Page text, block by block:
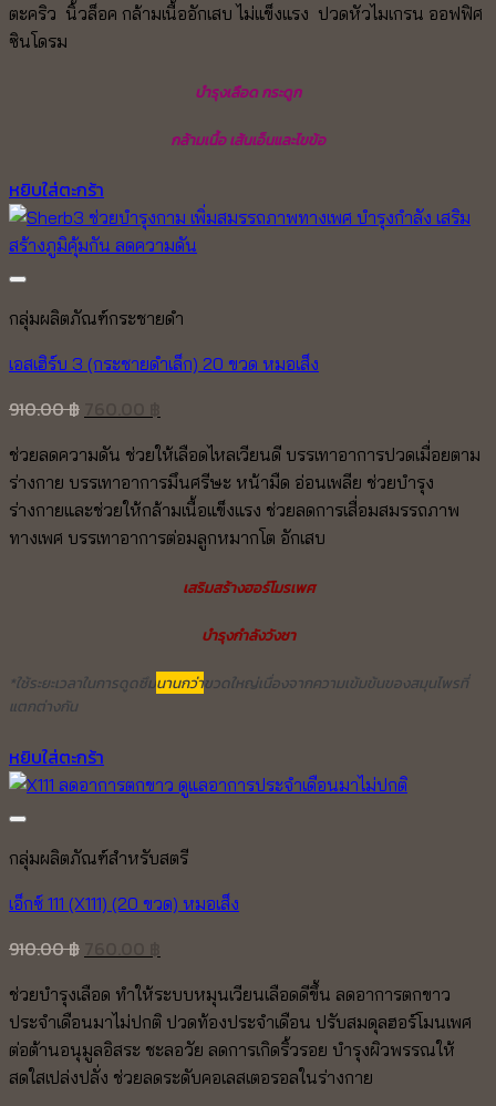
ตะคริว นิ้วล็อค กล้ามเนื้ออักเสบ ไม่แข็งแรง ปวดหัวไมเกรน ออฟฟิศ
ซินโดรม
บำรุงเลือด กระดูก
กล้ามเนื้อ เส้นเอ็นและไขข้อ
หยิบใส่ตะกร้า
กลุ่มผลิตภัณฑ์กระชายดำ
เอสเฮิร์บ 3 (กระชายดำเล็ก) 20 ขวด หมอเส็ง
910.00฿
was:
910.00 ฿.
is:
760.00 ฿.
ช่วยลดความดัน ช่วยให้เลือดไหลเวียนดี บรรเทาอาการปวดเมื่อยตาม
ร่างกาย บรรเทาอาการมึนศรีษะ หน้ามืด อ่อนเพลีย ช่วยบำรุง
ร่างกายและช่วยให้กล้ามเนื้อแข็งแรง ช่วยลดการเสื่อมสมรรถภาพ
ทางเพศ บรรเทาอาการต่อมลูกหมากโต อักเสบ
เสริมสร้างฮอร์โมรเพศ
บำรุงกำลังวังชา
*ใช้ระยะเวลาในการดูดซึมนานกว่าขวดใหญ่เนื่องจากความเข้มข้นของสมุนไพรที่
แตกต่างกัน
หยิบใส่ตะกร้า
กลุ่มผลิตภัณฑ์สำหรับสตรี
เอ็กซ์ 111 (X111) (20 ขวด) หมอเส็ง
910.00฿
was:
910.00 ฿.
is:
760.00 ฿.
ช่วยบำรุงเลือด ทำให้ระบบหมุนเวียนเลือดดีขึ้น ลดอาการตกขาว
ประจำเดือนมาไม่ปกติ ปวดท้องประจำเดือน ปรับสมดุลฮอร์โมนเพศ
ต่อต้านอนุมูลอิสระ ชะลอวัย ลดการเกิดริ้วรอย บำรุงผิวพรรณให้
สดใสเปล่งปลั่ง ช่วยลดระดับคอเลสเตอรอลในร่างกาย